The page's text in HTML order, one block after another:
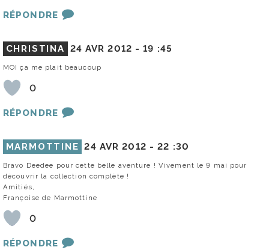
RÉPONDRE
CHRISTINA 24 AVR 2012 -19 :45
MOI ça me plait beaucoup
0
RÉPONDRE
MARMOTTINE 24 AVR 2012 -22 :30
Bravo Deedee pour cette belle aventure ! Vivement le 9 mai pour
découvrir la collection complète !
Amitiés,
Françoise de Marmottine
0
RÉPONDRE